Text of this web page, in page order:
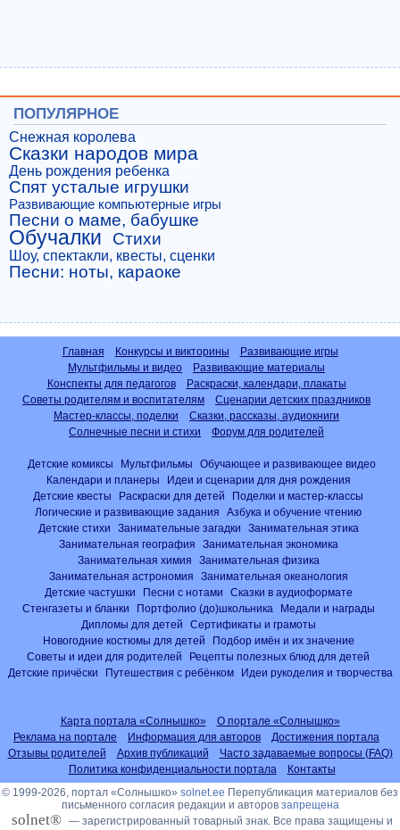
ПОПУЛЯРНОЕ
Снежная королева
Сказки народов мира
День рождения ребенка
Спят усталые игрушки
Развивающие компьютерные игры
Песни о маме, бабушке
Обучалки Стихи
Шоу, спектакли, квесты, сценки
Песни: ноты, караоке
Главная Конкурсы и викторины
Развивающие игры
Мультфильмы и видео
Развивающие материалы
Конспекты для педагогов
Раскраски, календари, плакаты
Советы родителям и воспитателям
Сценарии детских праздников
Мастер-классы, поделки
Сказки, рассказы, аудиокниги
Солнечные песни и стихи
Форум для родителей
Детские комиксы Мультфильмы
Обучающее и развивающее видео
Календари и планеры
Идеи и сценарии для дня рождения
Детские квесты
Раскраски для детей
Поделки и мастер-классы
Логические и развивающие задания
Азбука и обучение чтению
Детские стихи
Занимательные загадки
Занимательная этика
Занимательная география
Занимательная экономика
Занимательная химия
Занимательная физика
Занимательная астрономия
Занимательная океанология
Детские частушки
Песни с нотами
Сказки в аудиоформате
Стенгазеты и бланки
Портфолио (до)школьника
Медали и награды
Дипломы для детей
Сертификаты и грамоты
Новогодние костюмы для детей
Подбор имён и их значение
Советы и идеи для родителей
Рецепты полезных блюд для детей
Детские причёски
Путешествия с ребёнком Идеи рукоделия и творчества
Карта портала «Солнышко»
О портале «Солнышко»
Реклама на портале
Информация для авторов
Достижения портала
Отзывы родителей
Архив публикаций
Часто задаваемые вопросы (FAQ)
Политика конфиденциальности портала
Контакты
© 1999-2026, портал «Солнышко» solnet.ee Перепубликация материалов без
письменного согласия редакции и авторов запрещена
solnet® — зарегистрированный товарный знак. Все права защищены и